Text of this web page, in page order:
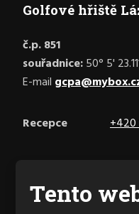
Golfové hřiště
č.p. 851
souřadnice:50° 5'
E-mail
Recepce +420
Facebook
Tento